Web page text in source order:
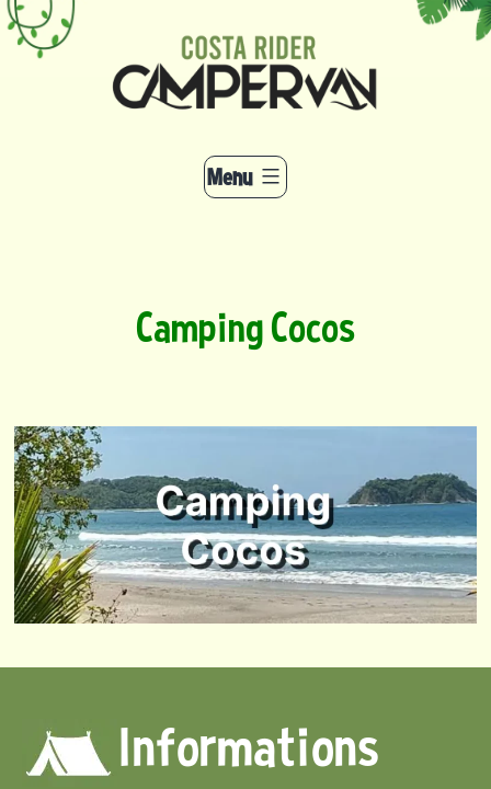
contenu
Menu
Camping Cocos
Informations